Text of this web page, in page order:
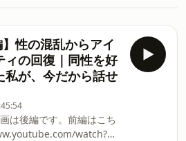
性の混乱からアイ
ィの回復｜同性を好
私が、今だから話せ
は後編です。前編はこち
watch?